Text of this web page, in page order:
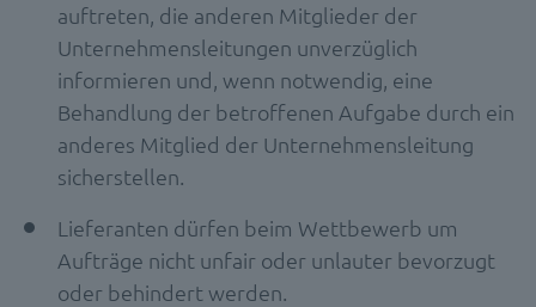
auftreten, die anderen Mitglieder der
Unternehmensleitungen unverzüglich
informieren und, wenn notwendig, eine
Behandlung der betroffenen Aufgabe durch ein
anderes Mitglied der Unternehmensleitung
sicherstellen.
Lieferanten dürfen beim Wettbewerb um
Aufträge nicht unfair oder unlauter bevorzugt
oder behindert werden.